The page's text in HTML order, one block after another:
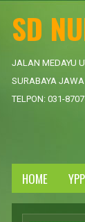
SD
JALAN MEDAYU
SURABAYA
TELPON: 031-
HOME